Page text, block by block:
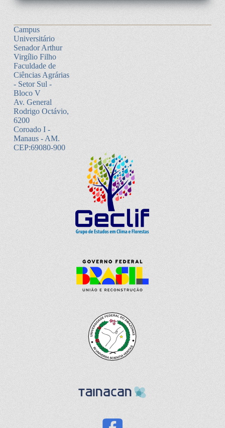
Campus
Universitário
Senador Arthur
Virgílio Filho
Faculdade de
Ciências Agrárias
- Setor Sul -
Bloco V
Av. General
Rodrigo Octávio,
6200
Coroado I -
Manaus - AM.
CEP:69080-900